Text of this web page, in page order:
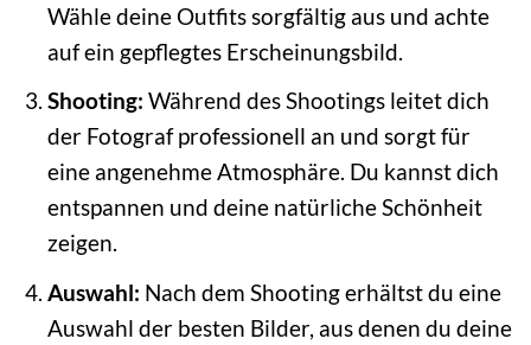
Wähle deine Outfits sorgfältig aus und achte
auf ein gepflegtes Erscheinungsbild.
Shooting: Während des Shootings leitet dich
der Fotograf professionell an und sorgt für
eine angenehme Atmosphäre. Du kannst dich
entspannen und deine natürliche Schönheit
zeigen.
Auswahl: Nach dem Shooting erhältst du eine
Auswahl der besten Bilder, aus denen du deine